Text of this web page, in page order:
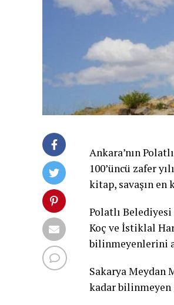
Ankara’nın
100’üncü zafer
kitap, savaşın en
Polatlı
Koç ve İstiklal
bilinmeyenlerini
Sakarya Meydan
kadar bilinmeyen